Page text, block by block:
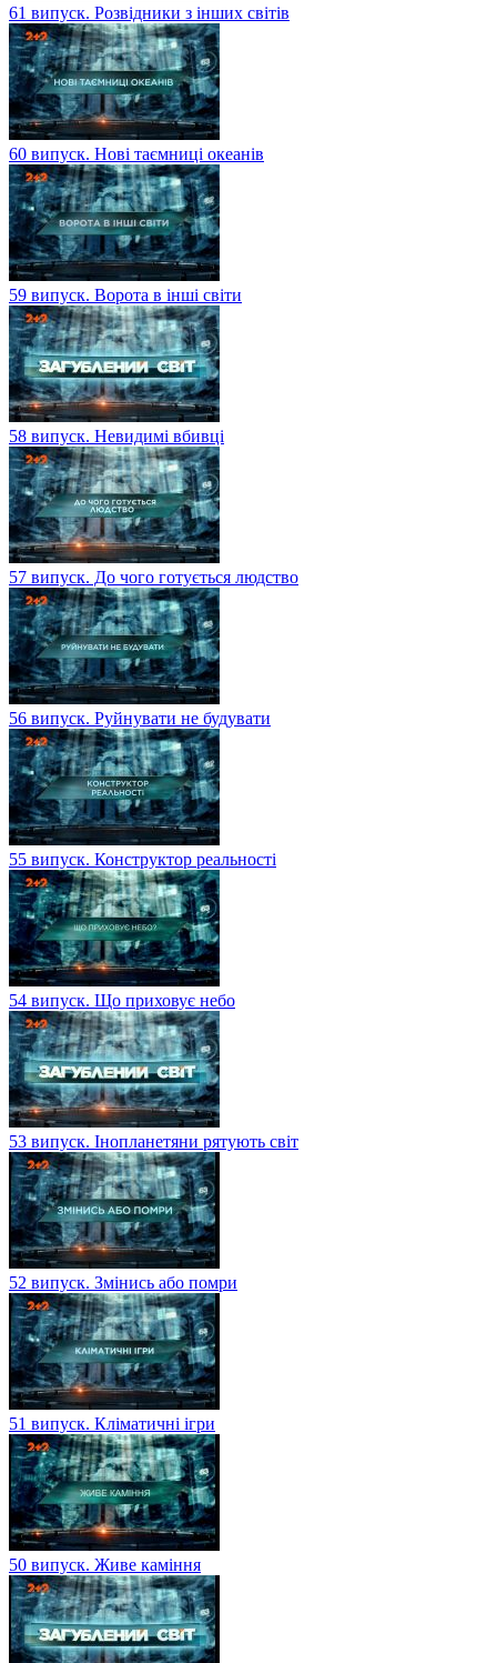
61 випуск. Розвідники з інших світів
60 випуск. Нові таємниці океанів
59 випуск. Ворота в інші світи
58 випуск. Невидимі вбивці
57 випуск. До чого готується людство
56 випуск. Руйнувати не будувати
55 випуск. Конструктор реальності
54 випуск. Що приховує небо
53 випуск. Інопланетяни рятують світ
52 випуск. Змінись або помри
51 випуск. Кліматичні ігри
50 випуск. Живе каміння